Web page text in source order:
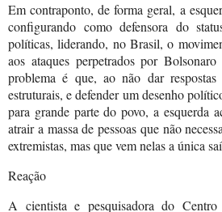
Em contraponto, de forma geral, a
configurando como defensora do
políticas, liderando, no Brasil, o
aos ataques perpetrados por
problema é que, ao não dar respostas
estruturais, e defender um desenho
para grande parte do povo, a esquerda
atrair a massa de pessoas que não
extremistas, mas que vem nelas a única
Reação
A cientista e pesquisadora do